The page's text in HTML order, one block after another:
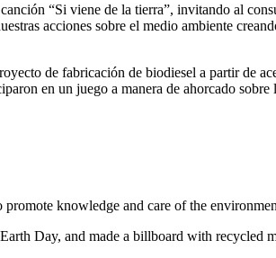
“Si viene de la tierra”, invitando al
acciones sobre el medio ambiente
de fabricación de biodiesel a partir de
en un juego a manera de ahorcado
knowledge and care of the
Day, and made a billboard with recycled